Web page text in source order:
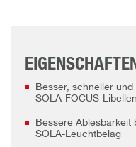
Besser, schneller
SOLA-FOCUS-Libellen
Bessere Ablesbarkeit
SOLA-Leuchtbelag